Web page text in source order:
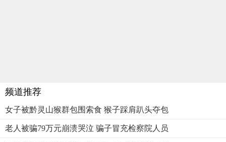
频道推荐
女子被黔灵山猴群包围索食 猴子踩肩趴头夺包
老人被骗79万元崩溃哭泣 骗子冒充检察院人员